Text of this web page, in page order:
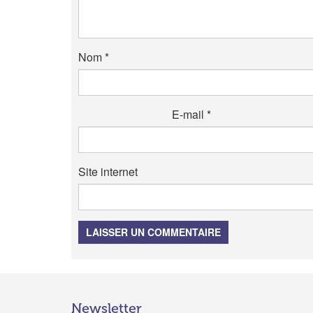
Nom*
E-mail *
Site internet
LAISSER UN COMMENTAIRE
Newsletter